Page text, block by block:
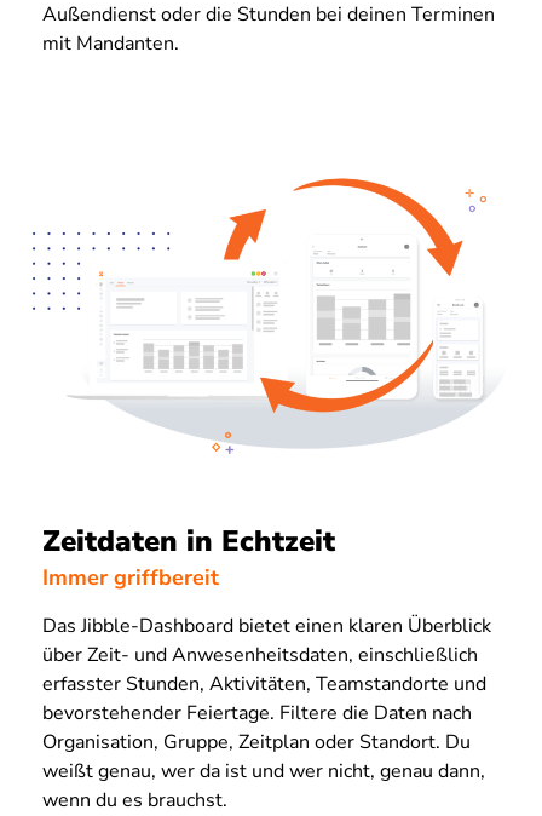
Außendienst oder die Stunden bei deinen Terminen
mit Mandanten.
Zeitdaten in Echtzeit
Immer griffbereit
Das Jibble-Dashboard bietet einen klaren Überblick
über Zeit- und Anwesenheitsdaten, einschließlich
erfasster Stunden, Aktivitäten, Teamstandorte und
bevorstehender Feiertage. Filtere die Daten nach
Organisation, Gruppe, Zeitplan oder Standort. Du
weißt genau, wer da ist und wer nicht, genau dann,
wenn du es brauchst.